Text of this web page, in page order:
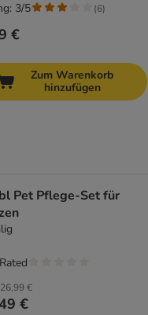
€
3/5 (6)
Zum Warenkorb
hinzufügen
Pet Pflege-Set für
26,99 €
€